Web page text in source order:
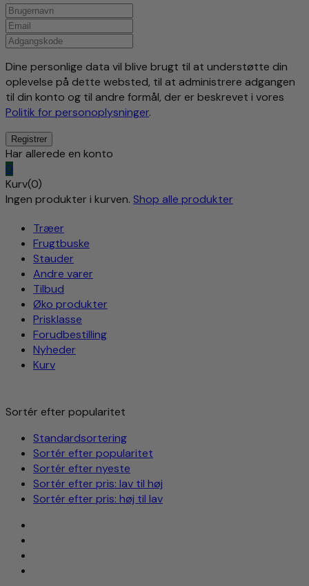
Dine personlige data vil blive brugt til at understøtte din
oplevelse på dette websted, til at administrere adgangen
til din konto og til andre formål, der er beskrevet i vores
Politik for personoplysninger.
Har allerede en konto
0
Kurv(0)
Ingen produkter i kurven. Shop alle produkter
Træer
Frugtbuske
Stauder
Andre varer
Tilbud
Øko produkter
Prisklasse
Forudbestilling
Nyheder
Kurv
Sortér efter popularitet
Standardsortering
Sortér efter popularitet
Sortér efter nyeste
Sortér efter pris: lav til høj
Sortér efter pris: høj til lav